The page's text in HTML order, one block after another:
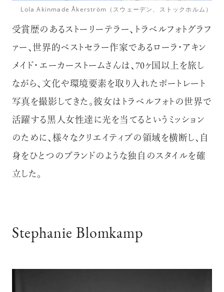
Lola Akinmade Åkerström（スウェーデン、ストックホルム）
受賞歴のあるストーリーテラー、トラベルフォトグラフ
ァー、世界的ベストセラー作家である ローラ・アキン
メイド・エーカーストームさんは、70ヶ国以上を旅し
ながら、文化や環境要素を取り入れたポートレート
写真を撮影してきた。彼女はトラベルフォトの世界で
活躍する黒人女性達に光を当てるというミッション
のために、様々なクリエイティブの領域を横断し、自
身をひとつのブランドのような独自のスタイルを確
立した。
Stephanie Blomkamp